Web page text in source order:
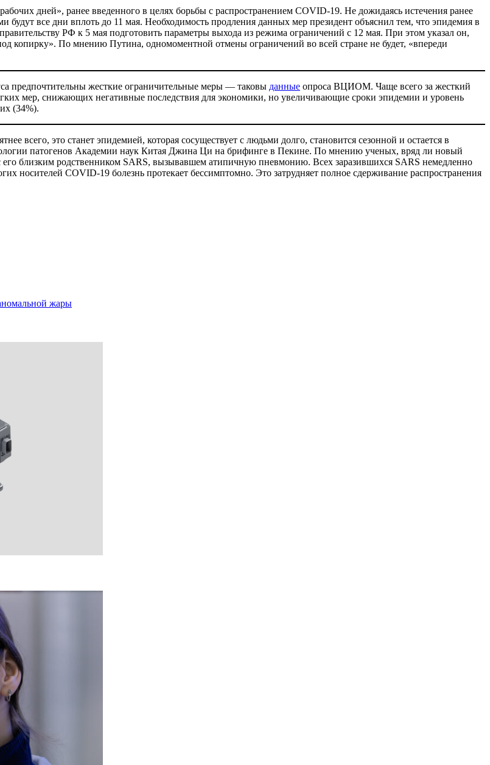
дней», ранее введенного в целях борьбы с распространением COVID-19. Не дожидаясь истечения ранее
будут все дни вплоть до 11 мая. Необходимость продления данных мер президент объяснил тем, что эпидемия в
РФ к 5 мая подготовить параметры выхода из режима ограничений с 12 мая. При этом указал он,
копирку». По мнению Путина, одномоментной отмены ограничений во всей стране не будет, «впереди
предпочтительны жесткие ограничительные меры — таковы данные опроса ВЦИОМ. Чаще всего за жесткий
мер, снижающих негативные последствия для экономики, но увеличивающие сроки эпидемии и уровень
(34%).
всего, это станет эпидемией, которая сосуществует с людьми долго, становится сезонной и остается в
патогенов Академии наук Китая Джина Ци на брифинге в Пекине. По мнению ученых, вряд ли новый
его близким родственником SARS, вызывавшем атипичную пневмонию. Всех заразившихся SARS немедленно
носителей COVID-19 болезнь протекает бессимптомно. Это затрудняет полное сдерживание распространения
жары